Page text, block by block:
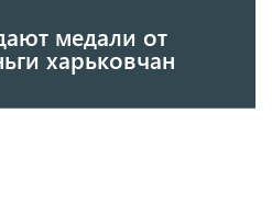
медали от
харьковчан